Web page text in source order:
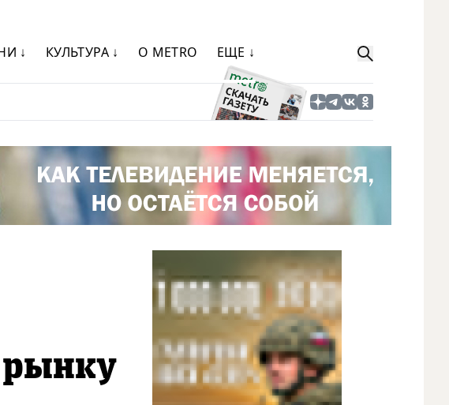
↓ КУЛЬТУРА ↓ О METRO ЕЩЕ ↓